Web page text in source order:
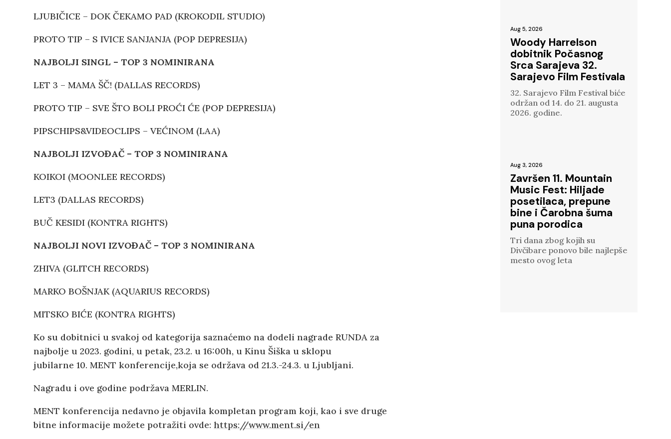
LJUBIČICE – DOK ČEKAMO PAD (KROKODIL STUDIO)
PROTO TIP – S IVICE SANJANJA (POP DEPRESIJA)
NAJBOLJI SINGL – TOP 3 NOMINIRANA
LET 3 – MAMA ŠČ! (DALLAS RECORDS)
PROTO TIP – SVE ŠTO BOLI PROĆI ĆE (POP DEPRESIJA)
PIPSCHIPS&VIDEOCLIPS – VEĆINOM (LAA)
NAJBOLJI IZVOĐAČ – TOP 3 NOMINIRANA
KOIKOI (MOONLEE RECORDS)
LET3 (DALLAS RECORDS)
BUČ KESIDI (KONTRA RIGHTS)
NAJBOLJI NOVI IZVOĐAČ – TOP 3 NOMINIRANA
ZHIVA (GLITCH RECORDS)
MARKO BOŠNJAK (AQUARIUS RECORDS)
MITSKO BIĆE (KONTRA RIGHTS)
Ko su dobitnici u svakoj od kategorija saznaćemo na dodeli nagrade RUNDA za
najbolje u 2023. godini, u petak, 23.2. u 16:00h, u Kinu Šiška u sklopu
jubilarne 10. MENT konferencije,koja se održava od 21.3.-24.3. u Ljubljani.
Nagradu i ove godine podržava MERLIN.
MENT konferencija nedavno je objavila kompletan program koji, kao i sve druge
bitne informacije možete potražiti ovde:https://www.ment.si/en
Woody Harrelson
dobitnik Počasnog
Srca Sarajeva 32.
Sarajevo Film Festivala
Aug 5, 2026
32. Sarajevo Film Festival biće
održan od 14. do 21. augusta
2026. godine.
Završen 11. Mountain
Music Fest: Hiljade
posetilaca, prepune
bine i Čarobna šuma
puna porodica
Aug 3, 2026
Tri dana zbog kojih su
Divčibare ponovo bile najlepše
mesto ovog leta